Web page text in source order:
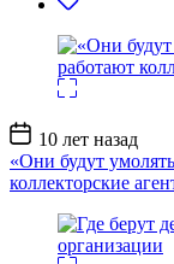
Дата
записи
10 лет назад
«Они будут
коллекторские